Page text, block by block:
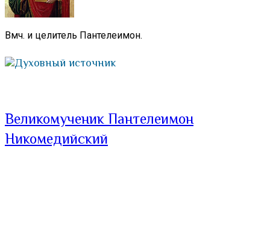
Вмч. и целитель Пантелеимон.
Духовный источник
Великомученик Пантелеимон
Никомедийский